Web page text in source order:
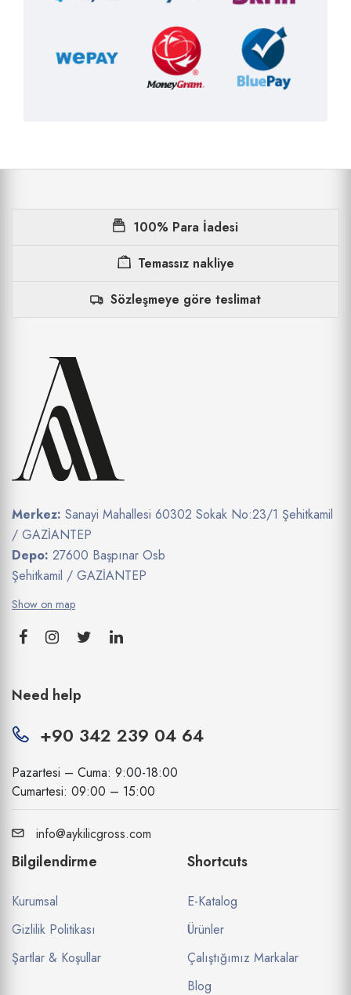
100% Para İadesi
Temassız nakliye
Sözleşmeye göre teslimat
Merkez: Sanayi Mahallesi 60302 Sokak No:23/1 Şehitkamil
/ GAZİANTEP
Depo: 27600 Başpınar Osb
Şehitkamil / GAZİANTEP
Show on map
Need help
+90 342 239 04 64
Pazartesi – Cuma: 9:00-18:00
Cumartesi: 09:00 – 15:00
info@aykilicgross.com
Bilgilendirme
Kurumsal
Gizlilik Politikası
Şartlar & Koşullar
Shortcuts
E-Katalog
Ürünler
Çalıştığımız Markalar
Blog